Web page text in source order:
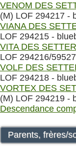
VENOM DES
(M) LOF 294217 -
VIANA DES
LOF 294215 -
VITA DES
LOF 294216/
VOLF DES
LOF 294218 -
VORTEX DES
(M) LOF 294219 -
Descendance
Parents, frères/